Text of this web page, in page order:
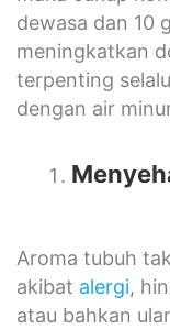
dewasa dan 10
meningkatkan
terpenting
dengan air
Aroma tubuh
akibat alergi,
atau bahkan